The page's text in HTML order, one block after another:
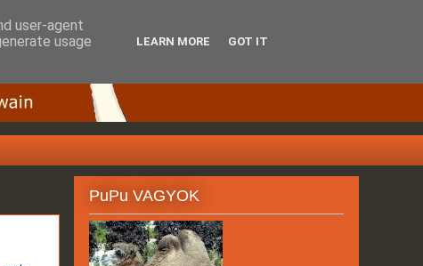
PuPu VAGYOK
user-agent
usage
LEARN MORE GOT IT